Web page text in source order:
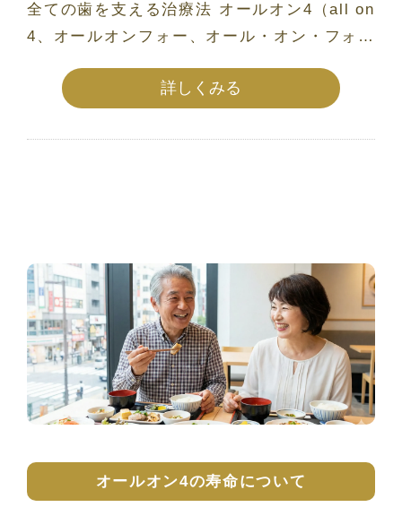
全ての歯を支える治療法 オールオン4（all on
4、オールオンフォー、オール・オン・フォー
詳しくみる
オールオン4の寿命について